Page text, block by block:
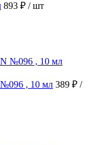
893 ₽ / шт
, 10 мл 389 ₽ /